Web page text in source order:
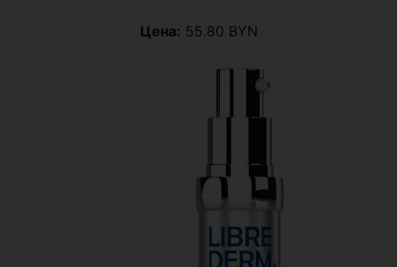
Цена: 55.80 BYN